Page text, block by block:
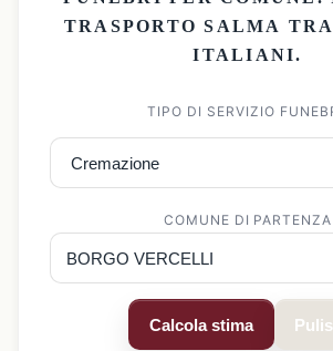
TRASPORTO SALMA
ITALIANI.
TIPO DI SERVIZIO
COMUNE DI PARTENZA
Calcola stima